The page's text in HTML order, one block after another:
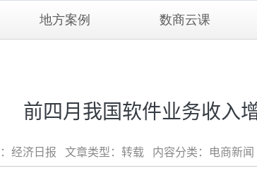
地方案例 数商云课
前四月我国软件业务收入
经济日报 文章类型：转载 内容分类：电商新